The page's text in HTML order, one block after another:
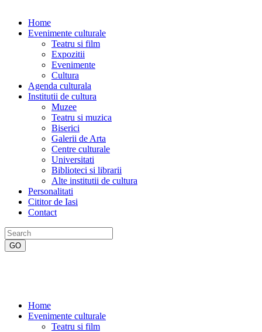
Home
Evenimente culturale
Teatru si film
Expozitii
Evenimente
Cultura
Agenda culturala
Institutii de cultura
Muzee
Teatru si muzica
Biserici
Galerii de Arta
Centre culturale
Universitati
Biblioteci si librarii
Alte institutii de cultura
Personalitati
Cititor de Iasi
Contact
Home
Evenimente culturale
Teatru si film